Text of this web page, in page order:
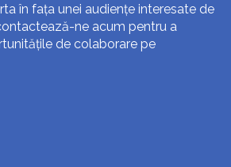
în fața unei audiențe interesate de
ne acum pentru a
de colaborare pe